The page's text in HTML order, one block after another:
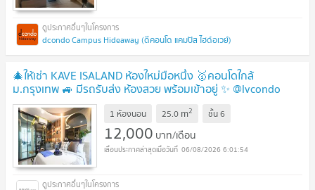
dcondo Campus Hideaway (ดีคอนโด แคมปัส ไฮด์อเวย์)
🎄ให้เช่า KAVE ISALAND ห้องใหม่มือหนึ่ง 🥇คอนโดใกล้
ม.กรุงเทพ 🚙 มีรถรับส่ง ห้องสวย พร้อมเข้าอยู่ ✨ @lvcondo
1 ห้องนอน 25.0 m2 ชั้น6
12,000 บาท/เดือน
06/08/2026 6:01:54